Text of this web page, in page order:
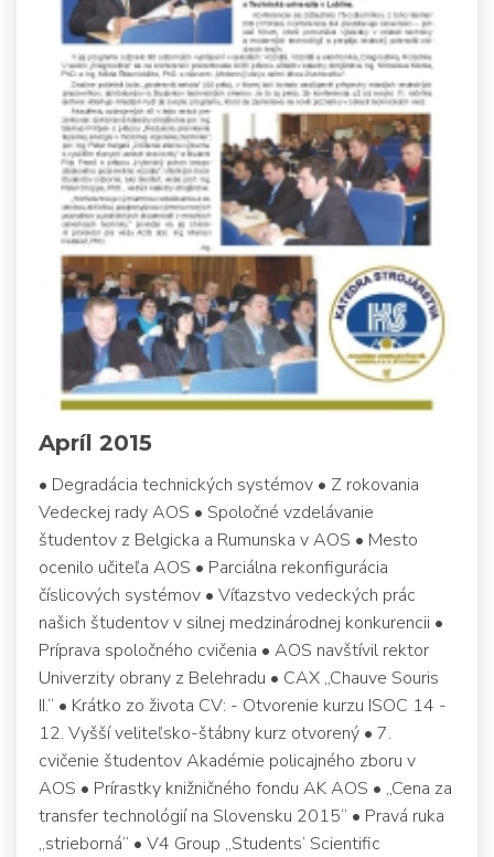
Apríl 2015
• Degradácia technických systémov • Z rokovania
Vedeckej rady AOS • Spoločné vzdelávanie
študentov z Belgicka a Rumunska v AOS • Mesto
ocenilo učiteľa AOS • Parciálna rekonfigurácia
číslicových systémov • Víťazstvo vedeckých prác
našich študentov v silnej medzinárodnej konkurencii •
Príprava spoločného cvičenia • AOS navštívil rektor
Univerzity obrany z Belehradu • CAX „Chauve Souris
II.“ • Krátko zo života CV: - Otvorenie kurzu ISOC 14 -
12. Vyšší veliteľsko-štábny kurz otvorený • 7.
cvičenie študentov Akadémie policajného zboru v
AOS • Prírastky knižničného fondu AK AOS • „Cena za
transfer technológií na Slovensku 2015“ • Pravá ruka
„strieborná“ • V4 Group „Students‘ Scientific